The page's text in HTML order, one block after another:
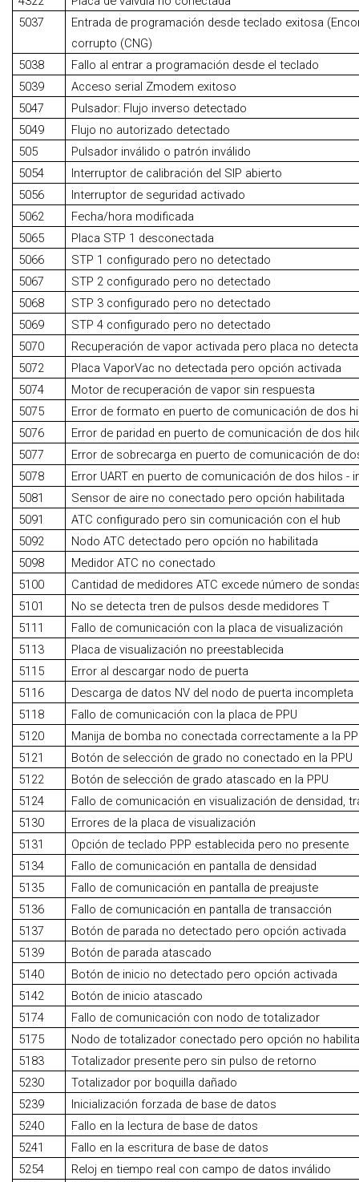
5037
Entrada de programación desde teclado exitosa
corrupto (CNG)
5038
Fallo al entrar a programación desde el teclado
5039
Acceso serial Zmodem exitoso
5047
Pulsador: Flujo inverso detectado
5049
Flujo no autorizado detectado
505
Pulsador inválido o patrón inválido
5054
Interruptor de calibración del SIP abierto
5056
Interruptor de seguridad activado
5062
Fecha/hora modificada
5065
Placa STP 1 desconectada
5066
STP 1 configurado pero no detectado
5067
STP 2 configurado pero no detectado
5068
STP 3 configurado pero no detectado
5069
STP 4 configurado pero no detectado
5070
Recuperación de vapor activada pero placa no
5072
Placa VaporVac no detectada pero opción activada
5074
Motor de recuperación de vapor sin respuesta
5075
Error de formato en puerto de comunicación de dos
5076
Error de paridad en puerto de comunicación de dos
5077
Error de sobrecarga en puerto de comunicación de
5078
Error UART en puerto de comunicación de dos hilos -
5081
Sensor de aire no conectado pero opción habilitada
5091
ATC configurado pero sin comunicación con el hub
5092
Nodo ATC detectado pero opción no habilitada
5098
Medidor ATC no conectado
5100
Cantidad de medidores ATC excede número de
5101
No se detecta tren de pulsos desde medidores T
5111
Fallo de comunicación con la placa de visualización
5113
Placa de visualización no preestablecida
5115
Error al descargar nodo de puerta
5116
Descarga de datos NV del nodo de puerta incompleta
5118
Fallo de comunicación con la placa de PPU
5120
Manija de bomba no conectada correctamente a la
5121
Botón de selección de grado no conectado en la PPU
5122
Botón de selección de grado atascado en la PPU
5124
Fallo de comunicación en visualización de densidad,
5130
Errores de la placa de visualización
5131
Opción de teclado PPP establecida pero no presente
5134
Fallo de comunicación en pantalla de densidad
5135
Fallo de comunicación en pantalla de preajuste
5136
Fallo de comunicación en pantalla de transacción
5137
Botón de parada no detectado pero opción activada
5139
Botón de parada atascado
5140
Botón de inicio no detectado pero opción activada
5142
Botón de inicio atascado
5174
Fallo de comunicación con nodo de totalizador
5175
Nodo de totalizador conectado pero opción no
5183
Totalizador presente pero sin pulso de retorno
5230
Totalizador por boquilla dañado
5239
Inicialización forzada de base de datos
5240
Fallo en la lectura de base de datos
5241
Fallo en la escritura de base de datos
5254
Reloj en tiempo real con campo de datos inválido